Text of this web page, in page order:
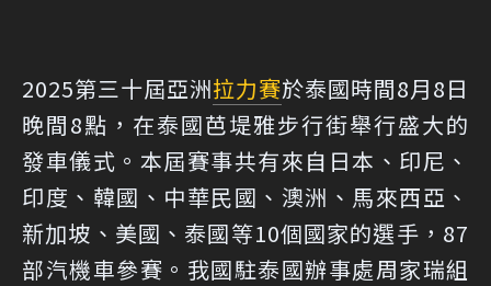
2025第三十屆亞洲拉力賽於泰國時間8月8日
晚間8點，在泰國芭堤雅步行街舉行盛大的
發車儀式。本屆賽事共有來自日本、印尼、
印度、韓國、中華民國、澳洲、馬來西亞、
新加坡、美國、泰國等10個國家的選手，87
部汽機車參賽。我國駐泰國辦事處周家瑞組